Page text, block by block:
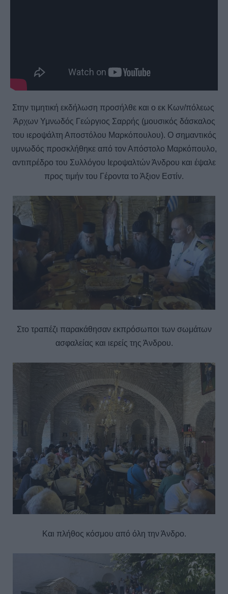
Στην τιμητική εκδήλωση προσήλθε και ο εκ Κων/πόλεως
Άρχων Υμνωδός Γεώργιος Σαρρής (μουσικός δάσκαλος
του ιεροψάλτη Αποστόλου Μαρκόπουλου). Ο σημαντικός
υμνωδός προσκλήθηκε από τον Απόστολο Μαρκόπουλο,
αντιπρέδρο του Συλλόγου Ιεροψαλτών Άνδρου και έψαλε
προς τιμήν του Γέροντα το Άξιον Εστίν.
Στο τραπέζι παρακάθησαν εκπρόσωποι των σωμάτων
ασφαλείας και ιερείς της Άνδρου.
Και πλήθος κόσμου από όλη την Άνδρο.